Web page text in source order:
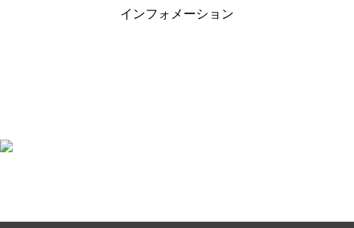
インフォメーション